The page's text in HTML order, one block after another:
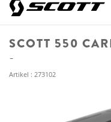
SCOTT 550
Artikel : 273102